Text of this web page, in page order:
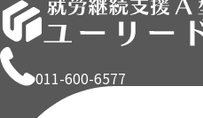
011-600-6577